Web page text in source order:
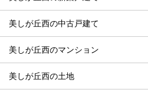
美しが丘西の中古戸建て
美しが丘西のマンション
美しが丘西の土地